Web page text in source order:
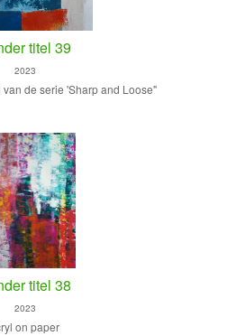
titel 39
2023
de serie 'Sharp and Loose"
titel 38
2023
on paper